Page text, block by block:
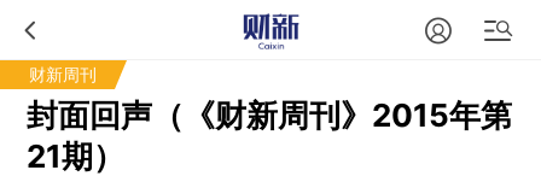
财新周刊
封面回声（《财新周刊》2015年第
21期）